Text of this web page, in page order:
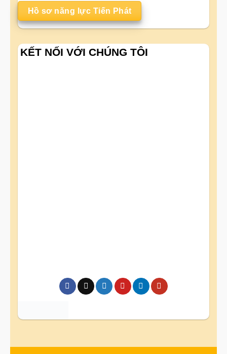
Hồ sơ năng lực Tiến Phát
KẾT NỐI VỚI CHÚNG TÔI